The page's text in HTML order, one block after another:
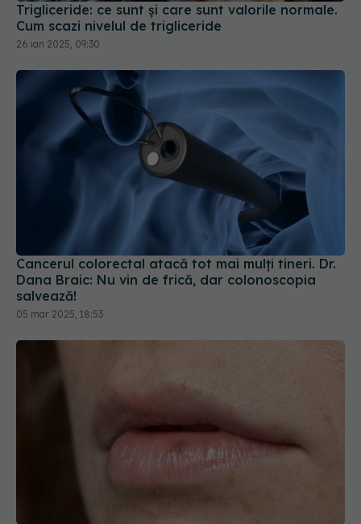
Trigliceride: ce sunt și care sunt valorile normale.
Cum scazi nivelul de trigliceride
26 ian 2025, 09:30
Cancerul colorectal atacă tot mai mulți tineri. Dr.
Dana Braic: Nu vin de frică, dar colonoscopia
salvează!
05 mar 2025, 18:53